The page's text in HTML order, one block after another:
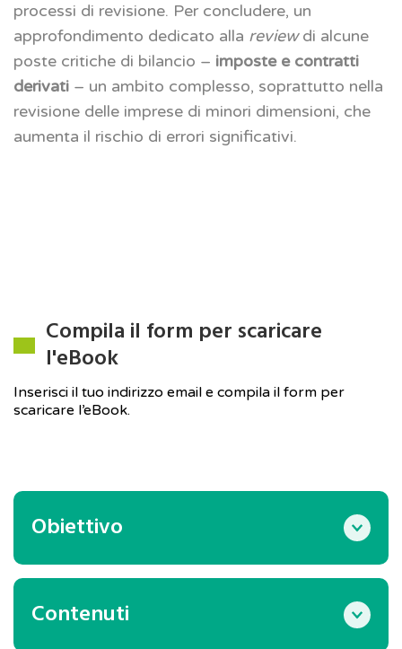
processi di revisione. Per concludere, un
approfondimento dedicato alla reviewdi alcune
poste critiche di bilancio – imposte e contratti
derivati – un ambito complesso, soprattutto nella
revisione delle imprese di minori dimensioni, che
aumenta il rischio di errori significativi.
Compila il form per scaricare
l'eBook
Inserisci il tuo indirizzo email e compila il form per
scaricare l’eBook.
Obiettivo
professionisti della revisione una sintesi delle
principali novità normative e regolamentari
che caratterizzano il 2025, con l’obiettivo di
Contenuti